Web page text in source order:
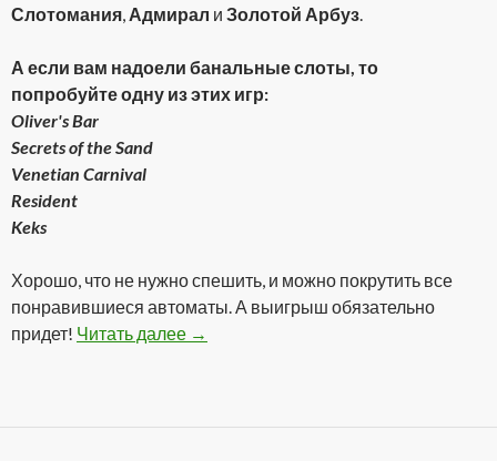
Слотомания, Адмирал и Золотой Арбуз.
А если вам надоели банальные слоты, то
попробуйте одну из этих игр:
Oliver's Bar
Secrets of the Sand
Venetian Carnival
Resident
Keks
Хорошо, что не нужно спешить, и можно покрутить все
понравившиеся автоматы. А выигрыш обязательно
придет! Читать далее Реальное казино онлайн!
→